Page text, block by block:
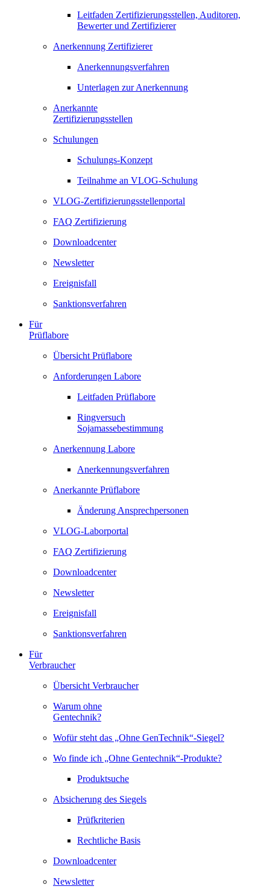
Leitfaden Zertifizierungsstellen, Auditoren,
Bewerter und Zertifizierer
Anerkennung Zertifizierer
Anerkennungsverfahren
Unterlagen zur Anerkennung
Anerkannte
Zertifizierungsstellen
Schulungen
Schulungs-Konzept
Teilnahme an VLOG-Schulung
VLOG-Zertifizierungsstellenportal
FAQ Zertifizierung
Downloadcenter
Newsletter
Ereignisfall
Sanktionsverfahren
Für
Prüflabore
Übersicht Prüflabore
Anforderungen Labore
Leitfaden Prüflabore
Ringversuch
Sojamassebestimmung
Anerkennung Labore
Anerkennungsverfahren
Anerkannte Prüflabore
Änderung Ansprechpersonen
VLOG-Laborportal
FAQ Zertifizierung
Downloadcenter
Newsletter
Ereignisfall
Sanktionsverfahren
Für
Verbraucher
Übersicht Verbraucher
Warum ohne
Gentechnik?
Wofür steht das „Ohne GenTechnik“-Siegel?
Wo finde ich „Ohne Gentechnik“-Produkte?
Produktsuche
Absicherung des Siegels
Prüfkriterien
Rechtliche Basis
Downloadcenter
Newsletter